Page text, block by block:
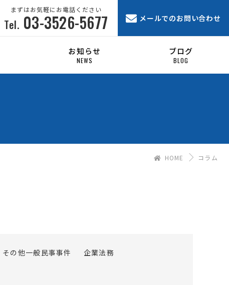
まずはお気軽にお電話ください
Tel. 03-3526-5677 メールでのお問い合わせ
お知らせ
NEWS
ブログ
BLOG
HOME コラム
その他一般民事事件 企業法務